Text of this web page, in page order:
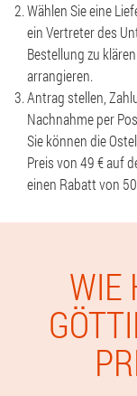
Wählen Sie eine
ein Vertreter des
Bestellung zu
arrangieren.
Antrag stellen,
Nachnahme per
Sie können die
Preis von 49 € auf
einen Rabatt von
WIE